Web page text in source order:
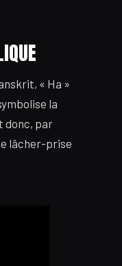
« Ha »
la
donc, par
lâcher-prise